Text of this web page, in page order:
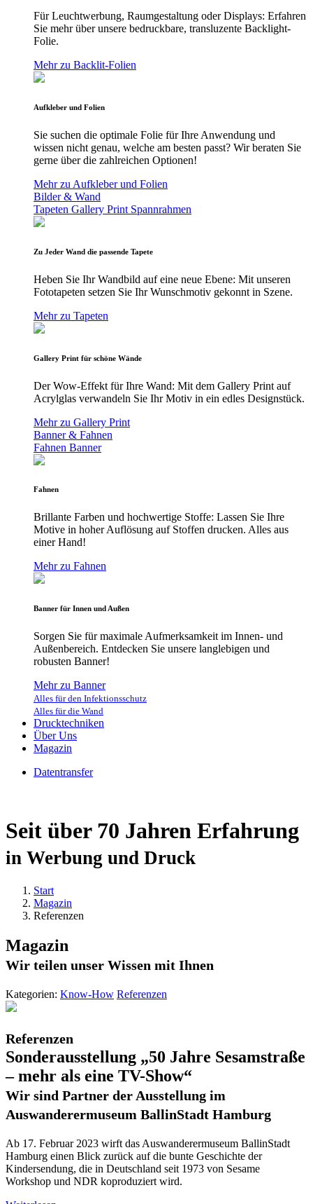
Für Leuchtwerbung, Raumgestaltung oder Displays: Erfahren
Sie mehr über unsere bedruckbare, transluzente Backlight-
Folie.
Mehr zu Backlit-Folien
Aufkleber und Folien
Sie suchen die optimale Folie für Ihre Anwendung und
wissen nicht genau, welche am besten passt? Wir beraten Sie
gerne über die zahlreichen Optionen!
Mehr zu Aufkleber und Folien
Bilder & Wand
Tapeten Gallery Print Spannrahmen
Zu Jeder Wand die passende Tapete
Heben Sie Ihr Wandbild auf eine neue Ebene: Mit unseren
Fototapeten setzen Sie Ihr Wunschmotiv gekonnt in Szene.
Mehr zu Tapeten
Gallery Print für schöne Wände
Der Wow-Effekt für Ihre Wand: Mit dem Gallery Print auf
Acrylglas verwandeln Sie Ihr Motiv in ein edles Designstück.
Mehr zu Gallery Print
Banner & Fahnen
Fahnen Banner
Fahnen
Brillante Farben und hochwertige Stoffe: Lassen Sie Ihre
Motive in hoher Auflösung auf Stoffen drucken. Alles aus
einer Hand!
Mehr zu Fahnen
Banner für Innen und Außen
Sorgen Sie für maximale Aufmerksamkeit im Innen- und
Außenbereich. Entdecken Sie unsere langlebigen und
robusten Banner!
Mehr zu Banner
Alles für den Infektionsschutz
Alles für die Wand
Drucktechniken
Über Uns
Magazin
Datentransfer
Seit über 70 Jahren Erfahrung
in Werbung und Druck
Start
Magazin
Referenzen
Magazin
Wir teilen unser Wissen mit Ihnen
Kategorien: Know-How Referenzen
Referenzen
Sonderausstellung „50 Jahre Sesamstraße
– mehr als eine TV-Show“
Wir sind Partner der Ausstellung im
Auswanderermuseum BallinStadt Hamburg
Ab 17. Februar 2023 wirft das Auswanderermuseum BallinStadt
Hamburg einen Blick zurück auf die bunte Geschichte der
Kindersendung, die in Deutschland seit 1973 von Sesame
Workshop und NDR koproduziert wird.